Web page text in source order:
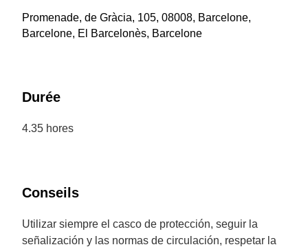
Promenade, de Gràcia, 105, 08008, Barcelone,
Barcelone, El Barcelonès, Barcelone
Durée
4.35 hores
Conseils
Utilizar siempre el casco de protección, seguir la
señalización y las normas de circulación, respetar la